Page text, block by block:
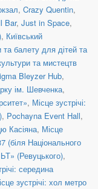
, Crazy Quentin,
Bar, Just in Space,
, Київський
балету для дітей та
та мистецтв
Bleyzer Hub,
ім. Шевченка,
, Місце зустрічі:
, Pochayna Event Hall,
Касіяна, Місце
(біля Національного
(Ревуцького),
середина
зустрічі: хол метро